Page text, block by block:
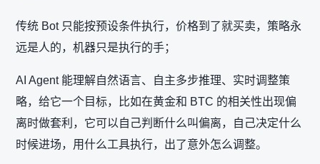
传统 Bot 只能按预设条件执行，价格到了就买卖，策略永
远是人的，机器只是执行的手；
AI Agent 能理解自然语言、自主多步推理、实时调整策
略，给它一个目标，比如在黄金和 BTC 的相关性出现偏
离时做套利，它可以自己判断什么叫偏离，自己决定什么
时候进场，用什么工具执行，出了意外怎么调整。